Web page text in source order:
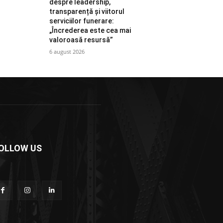
despre leadership,
transparență și viitorul
serviciilor funerare:
„Încrederea este cea mai
valoroasă resursă”
6 august 2026
US